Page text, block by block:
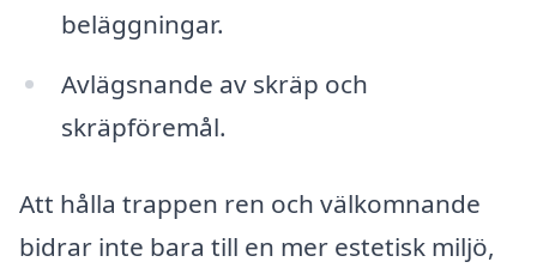
beläggningar.
Avlägsnande av skräp och
skräpföremål.
Att hålla trappen ren och välkomnande
bidrar inte bara till en mer estetisk miljö,